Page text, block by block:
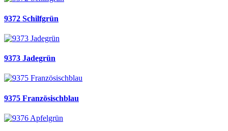
9372 Schilfgrün
9373 Jadegrün
9375 Französischblau